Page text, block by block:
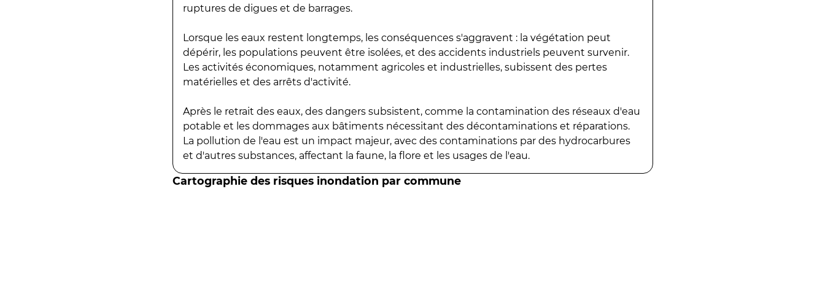
ruptures de digues et de barrages.
Lorsque les eaux restent longtemps, les conséquences s'aggravent : la végétation peut
dépérir, les populations peuvent être isolées, et des accidents industriels peuvent survenir.
Les activités économiques, notamment agricoles et industrielles, subissent des pertes
matérielles et des arrêts d'activité.
Après le retrait des eaux, des dangers subsistent, comme la contamination des réseaux d'eau
potable et les dommages aux bâtiments nécessitant des décontaminations et réparations.
La pollution de l'eau est un impact majeur, avec des contaminations par des hydrocarbures
et d'autres substances, affectant la faune, la flore et les usages de l'eau.
Cartographie des risques inondation par commune